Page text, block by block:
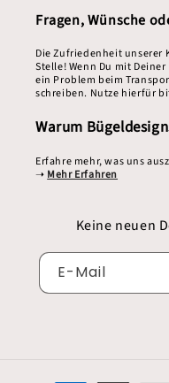
Fragen, Wünsche
Die Zufriedenheit unserer
Stelle! Wenn Du mit
ein Problem beim
schreiben. Nutze hierfür
Warum
Erfahre mehr, was uns
➝Mehr Erfahren
Keine neuen
E-Mail